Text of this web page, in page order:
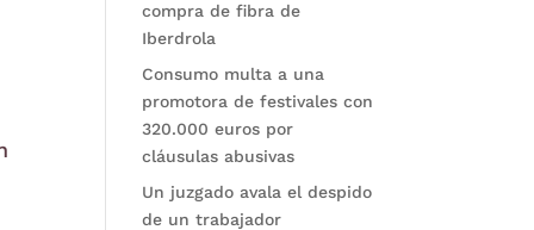
compra de fibra de
Iberdrola
Consumo multa a una
promotora de festivales con
320.000 euros por
cláusulas abusivas
Un juzgado avala el despido
de un trabajador